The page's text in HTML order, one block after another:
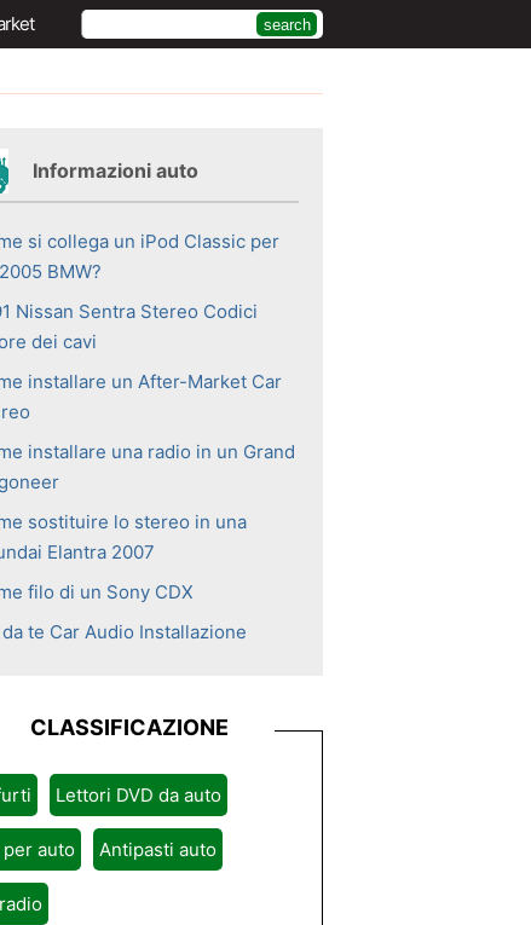
Informazioni auto
si collega un iPod Classic per
BMW?
Nissan Sentra Stereo Codici
dei cavi
installare un After-Market Car
installare una radio in un Grand
sostituire lo stereo in una
Elantra 2007
filo di un Sony CDX
da te Car Audio Installazione
CLASSIFICAZIONE
Lettori DVD da auto
per auto Antipasti auto